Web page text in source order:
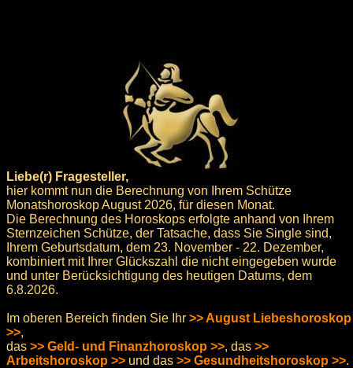
Liebe(r) Fragesteller,
hier kommt nun die Berechnung von Ihrem Schütze
Monatshoroskop August 2026, für diesen Monat.
Die Berechnung des Horoskops erfolgte anhand von Ihrem
Sternzeichen Schütze, der Tatsache, dass Sie Single sind,
Ihrem Geburtsdatum, dem 23. November - 22. Dezember,
kombiniert mit Ihrer Glückszahl die nicht eingegeben wurde
und unter Berücksichtigung des heutigen Datums, dem
6.8.2026.
Im oberen Bereich finden Sie Ihr >> August Liebeshoroskop
>>,
das >> Geld- und Finanzhoroskop >>, das >>
Arbeitshoroskop >> und das >> Gesundheitshoroskop >>.